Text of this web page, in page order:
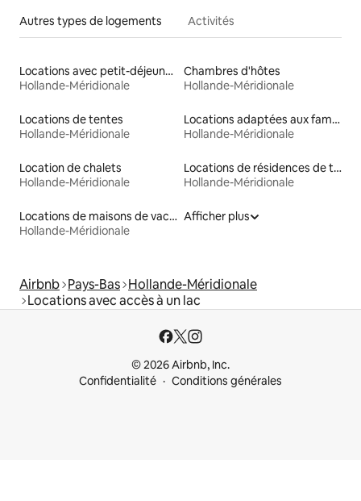
Autres types de logements Activités
Locations avec petit-déjeuner
Hollande-Méridionale
Chambres d'hôtes
Hollande-Méridionale
Locations de tentes
Hollande-Méridionale
Locations adaptées aux familles
Hollande-Méridionale
Location de chalets
Hollande-Méridionale
Locations de résidences de tourisme
Hollande-Méridionale
Locations de maisons de vacances
Hollande-Méridionale
Afficher plus
Airbnb Pays-Bas Hollande-Méridionale
Locations avec accès à un lac
© 2026 Airbnb, Inc.
Confidentialité
Conditions générales